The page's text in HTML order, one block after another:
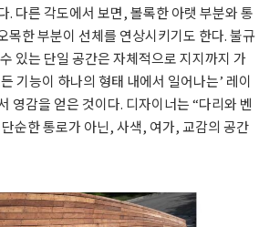
. 다른 각도에서 보면, 볼록한 아랫 부분와 통
목한 부분이 선체를 연상시키기도 한다. 불규
있는 단일 공간은 자체적으로 지지까지 가
기능이 하나의 형태 내에서 일어나는’ 레이
영감을 얻은 것이다. 디자이너는 “다리와 벤
순한 통로가 아닌, 사색, 여가, 교감의 공간